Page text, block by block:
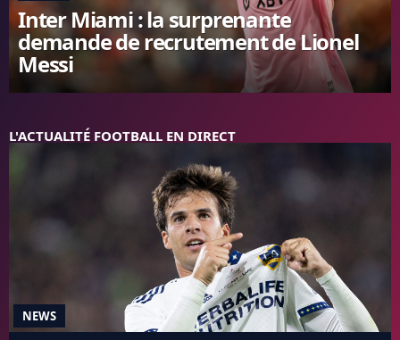
FC BARCELONE
MANCHESTER UNITED
CHELSEA
ARSENAL
L'AVIS DE LA RÉDAC'
Inter Miami : la surprenante
demande de recrutement de Lionel
Messi
L'ACTUALITÉ FOOTBALL EN DIRECT
NEWS